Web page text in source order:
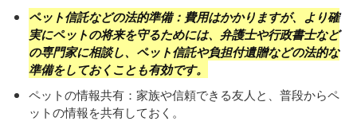
ペット信託などの法的準備：費用はかかりますが、より確
実にペットの将来を守るためには、弁護士や行政書士など
の専門家に相談し、ペット信託や負担付遺贈などの法的な
準備をしておくことも有効です。
ペットの情報共有：家族や信頼できる友人と、普段からペ
ットの情報を共有しておく。